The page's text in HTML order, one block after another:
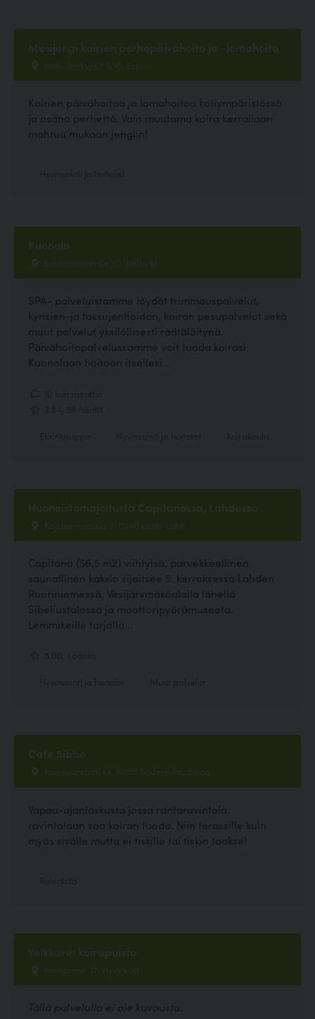
Mesijengi koirien perhepäivähoito ja -lomahoito
Itätuulenkuja 7 A 10, Espoo
Koirien päivähoitoa ja lomahoitoa kotiympäristössä
ja osana perhettä. Vain muutama koira kerrallaan
mahtuu mukaan jengiin!
Kuonola
Lauttasaarentie 50, Helsinki
SPA- palveluistamme löydät trimmauspalvelut,
kynsien-ja tassujenhoidon, koiran pesupalvelut sekä
muut palvelut yksilöllisesti räätälöitynä.
Päivähoitopalvelussamme voit tuoda koirasi
Kuonolaan hoitoon itsellesi...
Huoneistomajoitusta Capitanossa, Lahdessa
Kapteeninaukio 3, 15140 Lahti, Lahti
Capitano (56,5 m2) viihtyisä, parvekkeellinen
saunallinen kaksio sijaitsee 5. kerroksessa Lahden
Ruoriniemessä, Vesijärvinäköalalla lähellä
Sibeliustalossa ja moottoripyörämuseota.
Lemmikeille tarjolla...
Cafe Sibbe
Joensuunraitti 44, 01150 Söderkulla, Sipoo
Vapaa-ajanlaskusta jossa rantaravintola,
ravintolaan saa koiran tuoda. Niin terassille kuin
myös sisälle mutta ei tiskille tai tiskin taakse!
Veikkarin koirapuisto
Hangontie 37, Hyvinkää
Tällä palvelulla ei ole kuvausta.